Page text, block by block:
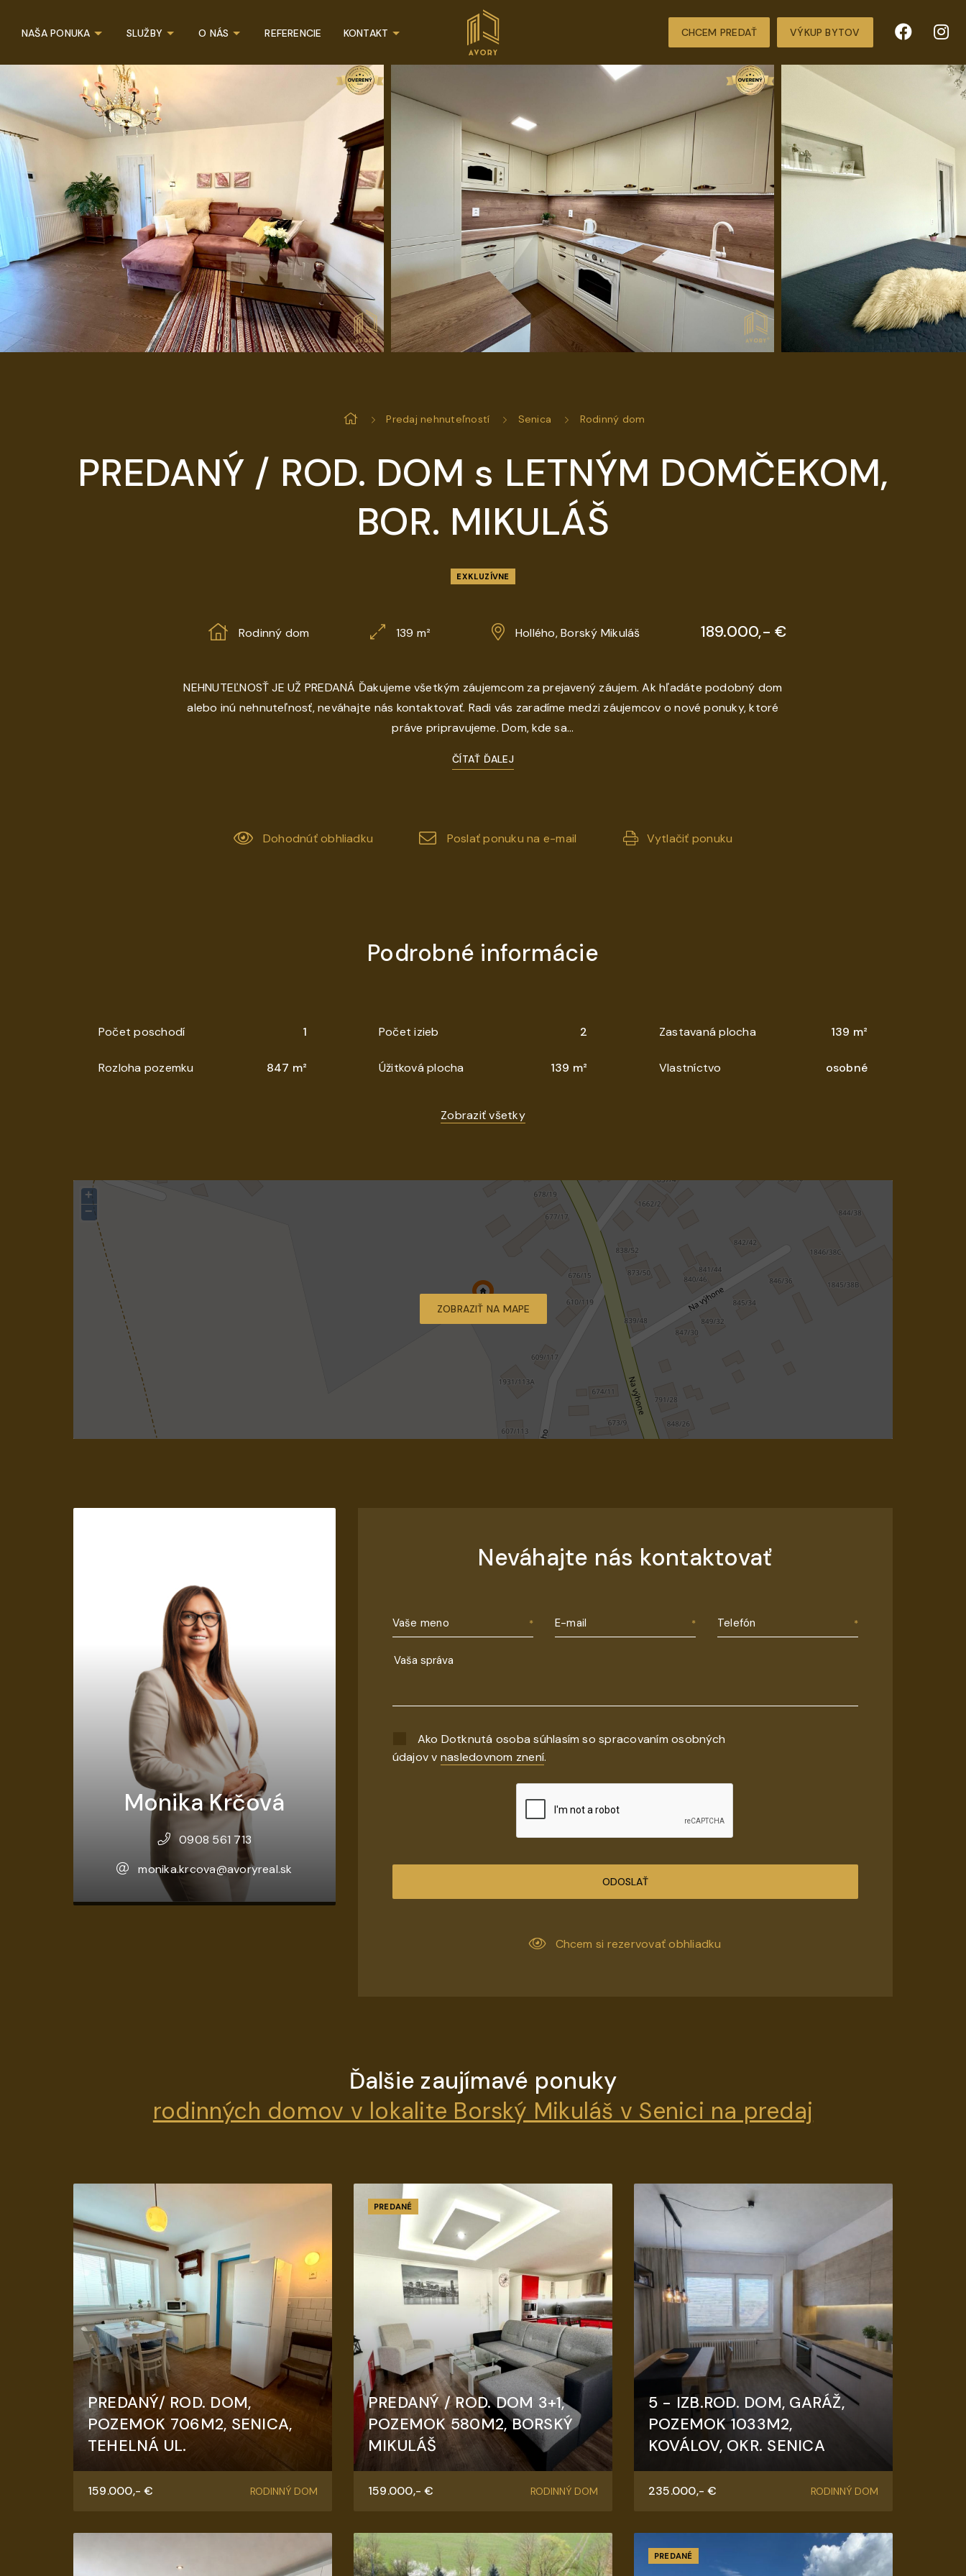
VÝKUP BYTOV
CHCEM PREDAŤ
NAŠA PONUKA SLUŽBY O NÁS REFERENCIE KONTAKT
Predaj nehnuteľností Senica Rodinný dom
PREDANÝ / ROD. DOM s LETNÝM DOMČEKOM,
BOR. MIKULÁŠ
EXKLUZÍVNE
Rodinný dom 139 m² Hollého, Borský Mikuláš 189.000,- €
NEHNUTEĽNOSŤ JE UŽ PREDANÁ Ďakujeme všetkým záujemcom za prejavený záujem. Ak hľadáte podobný dom
alebo inú nehnuteľnosť, neváhajte nás kontaktovať. Radi vás zaradíme medzi záujemcov o nové ponuky, ktoré
práve pripravujeme. Dom, kde sa...
ČÍTAŤ ĎALEJ
Dohodnúť obhliadku Poslať ponuku na e-mail Vytlačiť ponuku
Podrobné informácie
Počet poschodí 1 Počet izieb 2 Zastavaná plocha 139 m²
Rozloha pozemku 847 m² Úžitková plocha 139 m² Vlastníctvo osobné
Zobraziť všetky
ZOBRAZIŤ NA MAPE
+
−
Monika Krčová
0908 561 713
monika.krcova@avoryreal.sk
Neváhajte nás kontaktovať
Vaše meno E-mail Telefón
Ako Dotknutá osoba súhlasím so spracovaním osobných
údajov v nasledovnom znení.
ODOSLAŤ
Chcem si rezervovať obhliadku
Ďalšie zaujímavé ponuky
rodinných domov v lokalite Borský Mikuláš v Senici na predaj
PREDANÝ/ ROD. DOM,
POZEMOK 706M2, SENICA,
TEHELNÁ UL.
Tehelná, Senica RODINNÝ DOM
159.000,- €
PREDANÉ
PREDANÝ / ROD. DOM 3+1,
POZEMOK 580M2, BORSKÝ
MIKULÁŠ
Štúrova, Borský Mikuláš RODINNÝ DOM
159.000,- €
5 - IZB.ROD. DOM, GARÁŽ,
POZEMOK 1033M2,
KOVÁLOV, OKR. SENICA
Koválov RODINNÝ DOM
235.000,- €
PREDANÉ